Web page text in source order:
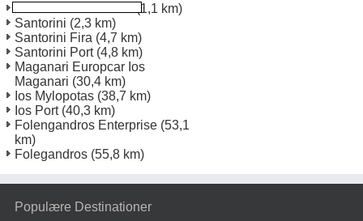
(1,1 km)
Santorini (2,3 km)
Santorini Fira (4,7 km)
Santorini Port(4,8 km)
Maganari Europcar Ios
Maganari (30,4 km)
Ios Mylopotas (38,7 km)
Ios Port(40,3 km)
Folengandros Enterprise (53,1
km)
Folegandros (55,8 km)
Populære Destinationer